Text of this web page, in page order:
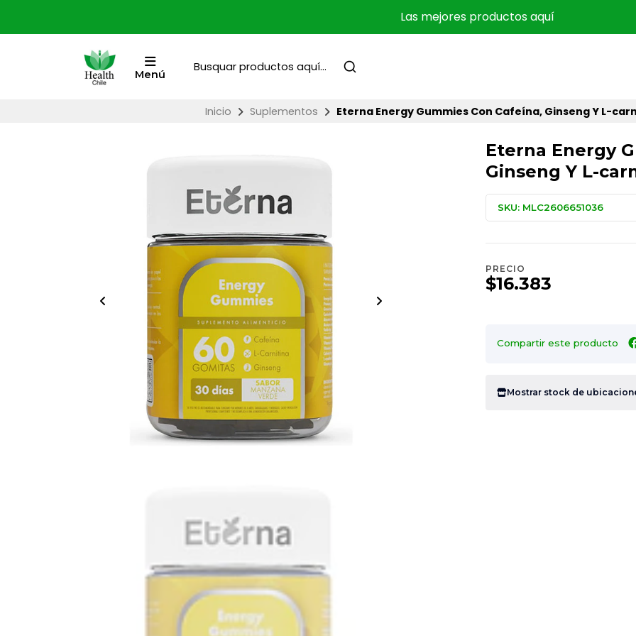
Las mejores productos aquí
Menú
Inicio Suplementos Eterna Energy Gummies Con Cafeína, Ginseng Y L-
Eterna Energy
Ginseng Y L-
SKU: MLC2606651036
PRECIO
$16.383
Compartir este producto
Mostrar stock de